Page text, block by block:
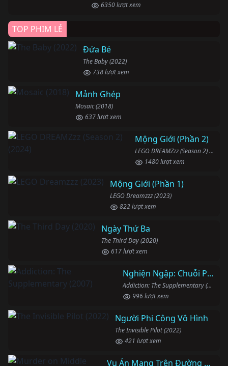
6350 lượt xem
TOP PHIM LẺ
Đứa Bé
The Baby (2022)
738 lượt xem
Mảnh Ghép
Mosaic (2018)
637 lượt xem
Mộng Giới (Phần 2)
LEGO DREAMZzz (Season 2) (2024)
1480 lượt xem
Mộng Giới (Phần 1)
LEGO Dreamzzz (2023)
822 lượt xem
Ngày Thứ Ba
The Third Day (2020)
617 lượt xem
Nghiện Ngập: Chuỗi Phim Bổ Trợ
Addiction: The Supplementary (2007)
996 lượt xem
Người Phi Công Vô Hình
The Invisible Pilot (2022)
421 lượt xem
Vụ Án Mạng Trên Đường Middle Beach